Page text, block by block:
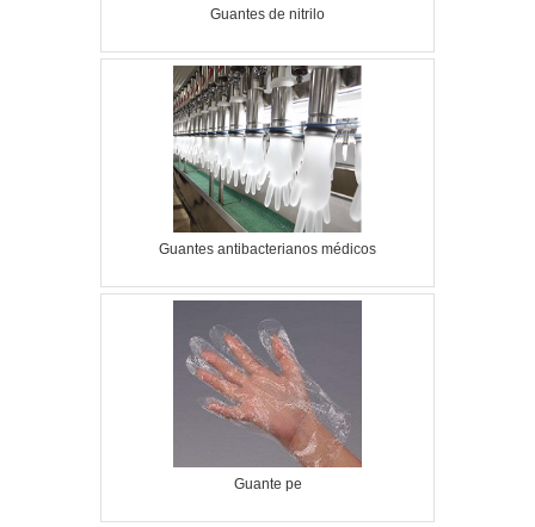
Guantes de nitrilo
Guantes antibacterianos médicos
Guante pe